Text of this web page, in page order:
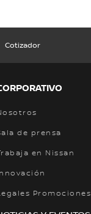
Cotizador
de prensa
en Nissan
Promociones